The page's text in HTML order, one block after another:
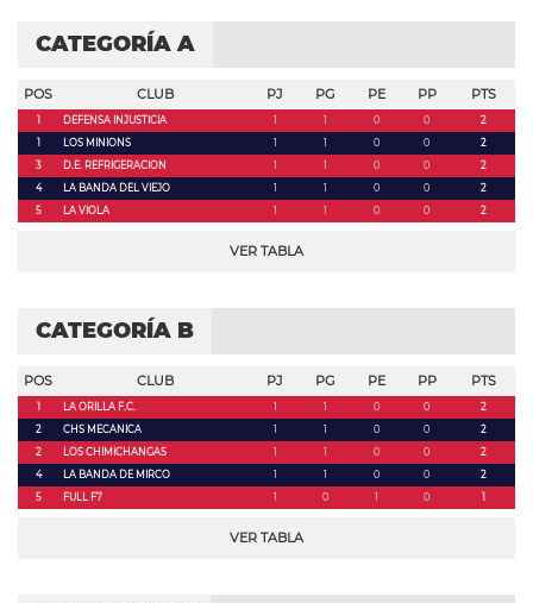
CATEGORÍA A
POS CLUB PJ PG PE PP PTS
1 DEFENSA INJUSTICIA 1 1 0 0
2
1
LOS MINIONS 1 1 0 0
2
3
D.E. REFRIGERACION 1 1 0 0
2
4
LA BANDA DEL VIEJO 1 1 0 0
2
5
LA VIOLA 1 1 0 0 2
VER TABLA
CATEGORÍA B
POS CLUB PJ PG PE PP PTS
1 LA ORILLA F.C. 1 1 0 0
2
2
CHS MECANICA 1 1 0 0
2
2
LOS CHIMICHANGAS 1 1 0 0
2
4
LA BANDA DE MIRCO 1 1 0 0
2
5
FULL F7 1 0 1 0 1
VER TABLA